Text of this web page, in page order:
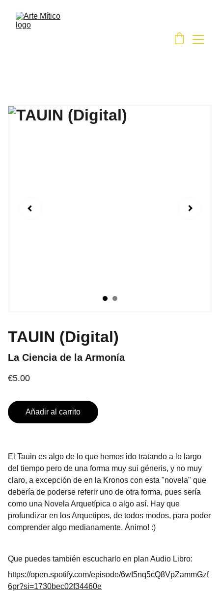
TAUIN (Digital)
La Ciencia de la Armonía
€5.00
Añadir al carrito
El Tauin es algo de lo que hemos ido tratando a lo largo
del tiempo pero de una forma muy sui géneris, y no muy
claro, a excepción de en la Kronos con esta "novela" que
debería de poderse referir uno de otra forma, pues sería
como una Novela Arquetípica o algo así. Hay que
profundizar en los Arquetipos, de todos modos, para poder
comprender algo medianamente. Ánimo! :)
Que puedes también escucharlo en plan Audio Libro:
https://open.spotify.com/episode/6wI5nq5cQ8VpZammGzf
6pr?si=1730bec02f34460e